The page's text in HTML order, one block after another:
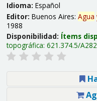
Idioma: Español
Editor: Buenos Aires: Agua
1988
Disponibilidad: Ítems
topográfica: 621.374.5/